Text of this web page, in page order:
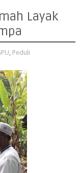
Layak
, Peduli